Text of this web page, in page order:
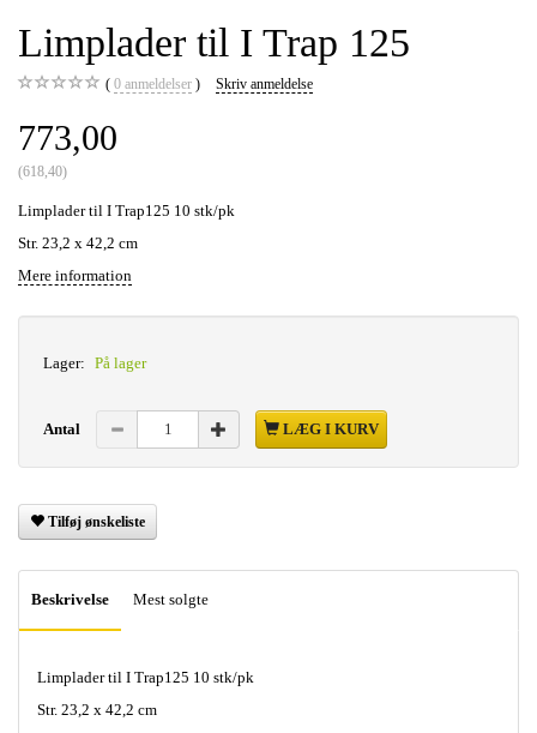
Limplader til I Trap 125
0 anmeldelser Skriv anmeldelse
773,00
(618,40)
Limplader til I Trap125 10 stk/pk
Str. 23,2 x 42,2 cm
Mere information
Lager: På lager
Antal LÆG I KURV
Tilføj ønskeliste
Beskrivelse Mest solgte
Limplader til I Trap125 10 stk/pk
Str. 23,2 x 42,2 cm